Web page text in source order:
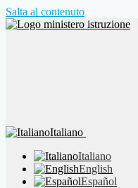
Salta al contenuto
Italiano
Italiano
English
Español